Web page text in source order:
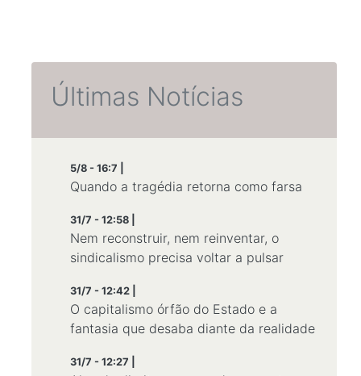
Últimas Notícias
5/8 - 16:7 |
Quando a tragédia retorna como farsa
31/7 - 12:58 |
Nem reconstruir, nem reinventar, o
sindicalismo precisa voltar a pulsar
31/7 - 12:42 |
O capitalismo órfão do Estado e a
fantasia que desaba diante da realidade
31/7 - 12:27 |